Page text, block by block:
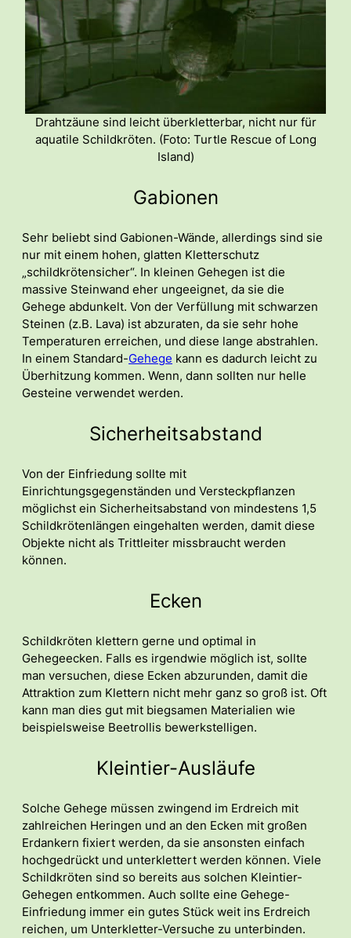
Drahtzäune sind leicht überkletterbar, nicht nur für
aquatile Schildkröten. (Foto: Turtle Rescue of Long
Island)
Gabionen
Sehr beliebt sind Gabionen-Wände, allerdings sind sie
nur mit einem hohen, glatten Kletterschutz
„schildkrötensicher“. In kleinen Gehegen ist die
massive Steinwand eher ungeeignet, da sie die
Gehege abdunkelt. Von der Verfüllung mit schwarzen
Steinen (z.B. Lava) ist abzuraten, da sie sehr hohe
Temperaturen erreichen, und diese lange abstrahlen.
In einem Standard-Gehege kann es dadurch leicht zu
Überhitzung kommen. Wenn, dann sollten nur helle
Gesteine verwendet werden.
Sicherheitsabstand
Von der Einfriedung sollte mit
Einrichtungsgegenständen und Versteckpflanzen
möglichst ein Sicherheitsabstand von mindestens 1,5
Schildkrötenlängen eingehalten werden, damit diese
Objekte nicht als Trittleiter missbraucht werden
können.
Ecken
Schildkröten klettern gerne und optimal in
Gehegeecken. Falls es irgendwie möglich ist, sollte
man versuchen, diese Ecken abzurunden, damit die
Attraktion zum Klettern nicht mehr ganz so groß ist. Oft
kann man dies gut mit biegsamen Materialien wie
beispielsweise Beetrollis bewerkstelligen.
Kleintier-Ausläufe
Solche Gehege müssen zwingend im Erdreich mit
zahlreichen Heringen und an den Ecken mit großen
Erdankern fixiert werden, da sie ansonsten einfach
hochgedrückt und unterklettert werden können. Viele
Schildkröten sind so bereits aus solchen Kleintier-
Gehegen entkommen. Auch sollte eine Gehege-
Einfriedung immer ein gutes Stück weit ins Erdreich
reichen, um Unterkletter-Versuche zu unterbinden.